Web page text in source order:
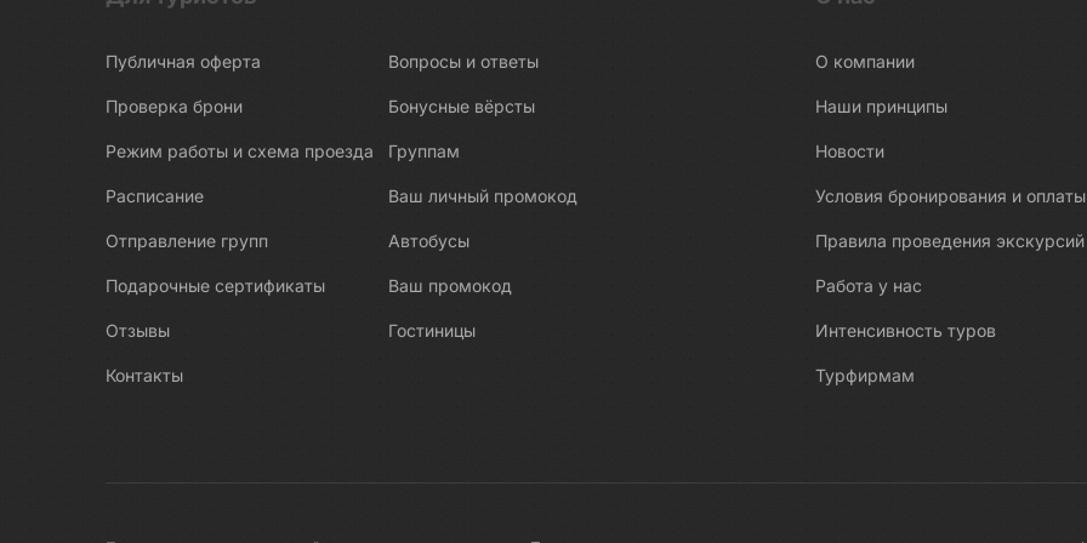
Боровичи
Босния и Герцеговина
В погоне за северным сиянием
Валаам
Валдай
Публичная оферта
Проверка брони
Режим работы и схема проезда
Расписание
Отправление групп
Подарочные сертификаты
Отзывы
Контакты
Вопросы и ответы
Бонусные вёрсты
Группам
Ваш личный промокод
Автобусы
Ваш промокод
Гостиницы
О компании
Наши принципы
Новости
Условия бронирования и оплаты
Правила проведения экскурсий
Работа у нас
Интенсивность туров
Турфирмам